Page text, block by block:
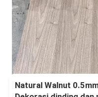
Natural Walnut